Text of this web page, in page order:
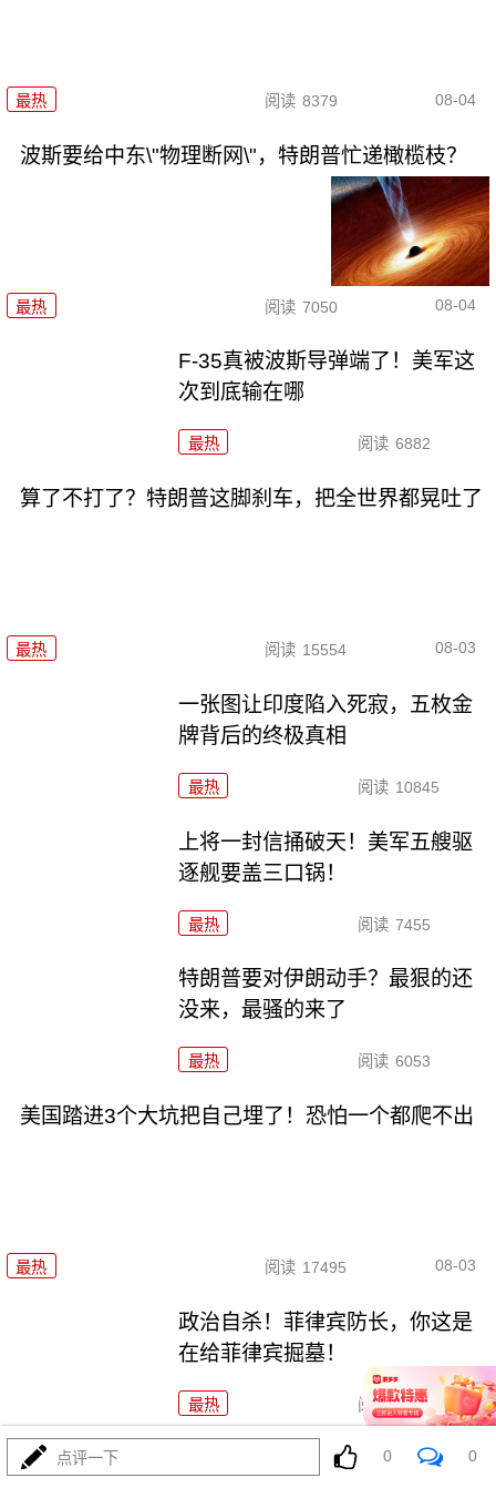
最热 阅读 8379 08-04
波斯要给中东\"物理断网\"，特朗普忙递橄榄枝？
最热 阅读 7050 08-04
F-35真被波斯导弹端了！美军这
次到底输在哪
最热 阅读 6882
算了不打了？特朗普这脚刹车，把全世界都晃吐了
最热 阅读 15554 08-03
一张图让印度陷入死寂，五枚金
牌背后的终极真相
最热 阅读 10845
上将一封信捅破天！美军五艘驱
逐舰要盖三口锅！
最热 阅读 7455
特朗普要对伊朗动手？最狠的还
没来，最骚的来了
最热 阅读 6053
美国踏进3个大坑把自己埋了！恐怕一个都爬不出
最热 阅读 17495 08-03
政治自杀！菲律宾防长，你这是
在给菲律宾掘墓！
最热 阅读 7062
特朗普这狼来了连演十遍，伊
点评一下 0 0